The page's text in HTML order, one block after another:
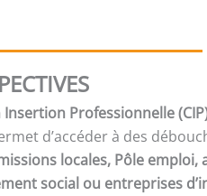
Professionnelle
d’accéder à des
locales, Pôle emploi,
social ou entreprises